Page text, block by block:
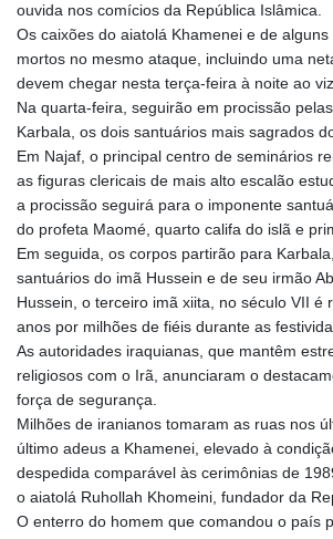
ouvida nos comícios da República Islâmica.
Os caixões do aiatolá Khamenei e de
mortos no mesmo ataque, incluindo uma
devem chegar nesta terça-feira à noite ao
Na quarta-feira, seguirão em procissão
Karbala, os dois santuários mais sagrados
Em Najaf, o principal centro de seminários
as figuras clericais de mais alto escalão
a procissão seguirá para o imponente
do profeta Maomé, quarto califa do islã e
Em seguida, os corpos partirão para
santuários do imã Hussein e de seu irmão
Hussein, o terceiro imã xiita, no século VII é
anos por milhões de fiéis durante as
As autoridades iraquianas, que mantêm
religiosos com o Irã, anunciaram o
força de segurança.
Milhões de iranianos tomaram as ruas nos
último adeus a Khamenei, elevado à
despedida comparável às cerimônias de
o aiatolá Ruhollah Khomeini, fundador da
O enterro do homem que comandou o país